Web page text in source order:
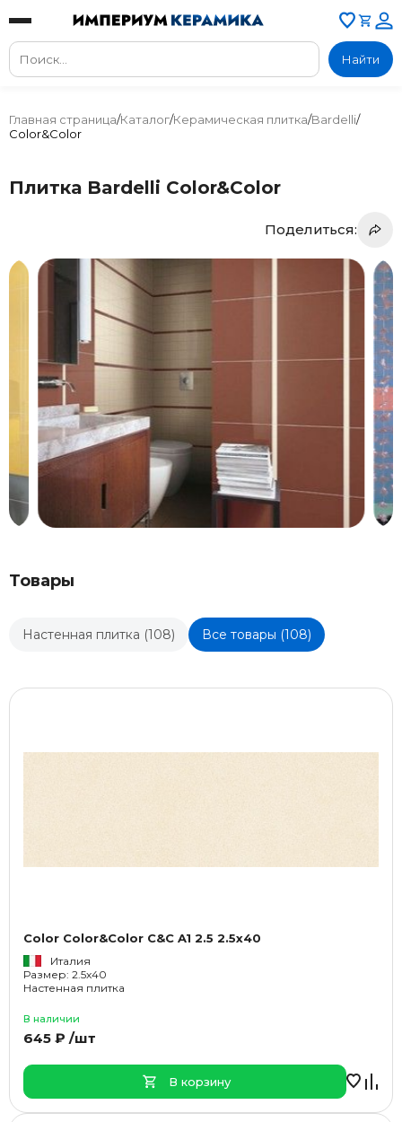
Найти
Главная страница/Каталог/Керамическая плитка/Bardelli/
Color&Color
Плитка Bardelli Color&Color
Поделиться:
Товары
Настенная плитка (108) Все товары (108)
Color Color&Color C&C A1 2.5 2.5x40
Италия
Размер: 2.5x40
Настенная плитка
В наличии
645 ₽ /шт
В корзину